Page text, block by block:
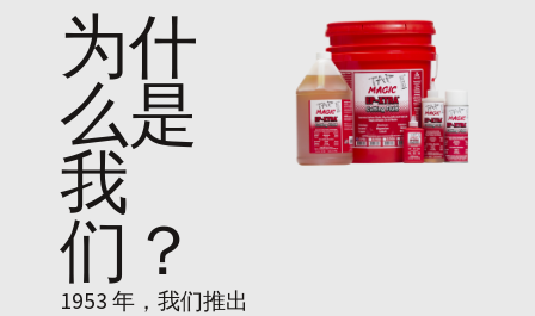
为什
么是
我
们 ？
1953 年，我们推出